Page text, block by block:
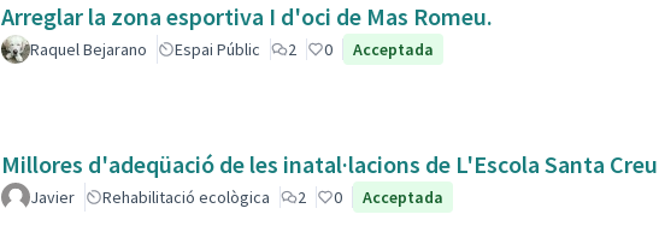
Arreglar la zona esportiva I d'oci de Mas Romeu.
Raquel Bejarano Espai Públic 2 0 Acceptada
Millores d'adeqüació de les inatal·lacions de L'Escola Santa Creu
Javier Rehabilitació ecològica 2 0 Acceptada